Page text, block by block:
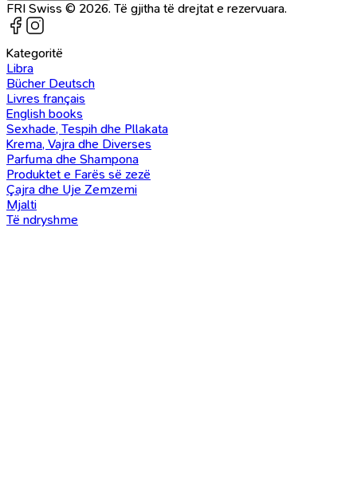
FRI Swiss © 2026. Të gjitha të drejtat e rezervuara.
Kategoritë
Libra
Bücher Deutsch
Livres français
English books
Sexhade, Tespih dhe Pllakata
Krema, Vajra dhe Diverses
Parfuma dhe Shampona
Produktet e Farës së zezë
Çajra dhe Uje Zemzemi
Mjalti
Të ndryshme